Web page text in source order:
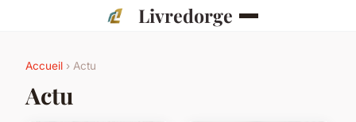
Livredorge
Accueil › Actu
Actu